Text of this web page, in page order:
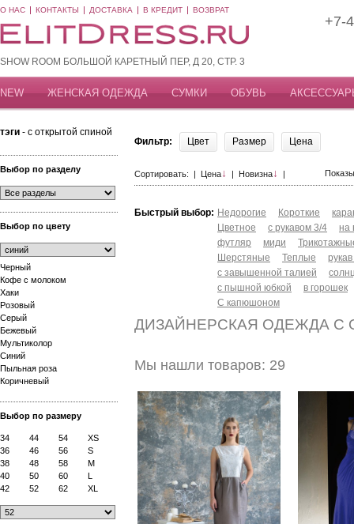
О НАС КОНТАКТЫ ДОСТАВКА В КРЕДИТ ВОЗВРАТ
SHOW ROOM БОЛЬШОЙ КАРЕТНЫЙ ПЕР, Д 20, СТР. 3
+7-
NEW ЖЕНСКАЯ ОДЕЖДА СУМКИ ОБУВЬ
тэги - с открытой спиной
Выбор по разделу
Выбор по цвету
Черный
Кофе с молоком
Хаки
Розовый
Серый
Бежевый
Мультиколор
Синий
Пыльная роза
Коричневый
Выбор по размеру
34 44 54
XS
36
46 56
S
38
48 58
M
40
50 60
L
42
52 62 XL
Фильтр: Цвет Размер Цена
Сортировать: | Цена↓ | Новизна↓ |
Быстрый выбор: Недорогие Короткие
Цветное
с рукавом 3/4
на
футляр
миди
Шерстяные
Теплые
с завышенной талией
с пышной юбкой
в горошек
С капюшоном
ДИЗАЙНЕРСКАЯ ОДЕЖДА С
Мы нашли товаров: 29